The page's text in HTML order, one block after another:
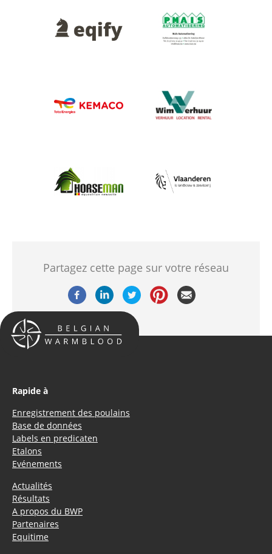
Afbeelding Afbeelding
Afbeelding
Afbeelding
Afbeelding Afbeelding
Partagez cette page sur votre réseau
Rapide à
Enregistrement des poulains
Base de données
Labels en predicaten
Etalons
Evénements
Actualités
Résultats
A propos du BWP
Partenaires
Equitime